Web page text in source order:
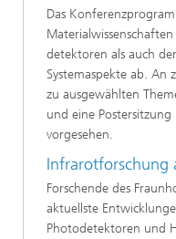
Das
detektoren als auch
Systemaspekte ab. An
zu ausgewählten
und eine
vorgesehen.
Infrarotforschung
Forschende des
aktuellste
Photodetektoren und